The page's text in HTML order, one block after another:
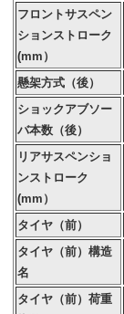
フロントサスペン
ションストローク
(mm）
懸架方式（後）
ショックアブソー
バ本数（後）
リアサスペンショ
ンストローク
(mm）
タイヤ（前）
タイヤ（前）構造
名
タイヤ（前）荷重